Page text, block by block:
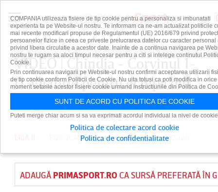
VIDEO | Chindia - Corvinul 1-
0. Victorie pentru echipa din
Târgovişte
PUBLICAT DEPRIMA SPORTPE 9 MAI 2026
ADAUGĂ PRIMASPORT.ROCA SURSĂ PREFERATĂ ÎN
COMPANIA utilizeaza fisiere de tip cookie pentru a personaliza si imbunatati
experienta ta pe Website-ul nostru. Te informam ca ne-am actualizat politicile
mai recente modificari propuse de Regulamentul (UE) 2016/679 privind
persoanelor fizice in ceea ce priveste prelucrarea datelor cu caracter personal
privind libera circulatie a acestor date. Inainte de a continua navigarea pe
nostru te rugam sa aloci timpul necesar pentru a citi si intelege continutul
Cookie.
Prin continuarea navigarii pe Website-ul nostru confirmi acceptarea utilizarii
de tip cookie conform Politicii de Cookie. Nu uita totusi ca poti modifica in orice
moment setarile acestor fisiere cookie urmand instructiunile din Politica de
SUNT DE ACORD CU POLITICA DE COOKIE
Puteti merge chiar acum si sa va exprimati acordul individual la nivel de
Politica de colectare acord cookie
Politica de confidentialitate